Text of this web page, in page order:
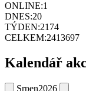
ONLINE:1
DNES:20
TÝDEN:2174
CELKEM:2413697
Kalendář
Srpen2026